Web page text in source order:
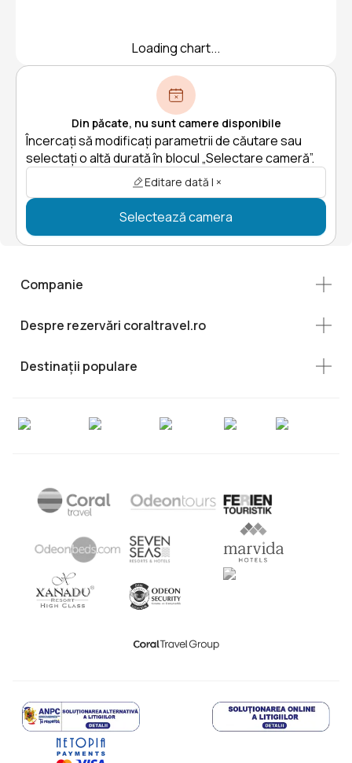
Loading chart...
Din păcate, nu sunt camere disponibile
Încercați să modificați parametrii de căutare sau
selectați o altă durată în blocul „Selectare cameră”.
Editare dată | ×
Selectează camera
Companie
Despre rezervări coraltravel.ro
Destinații populare